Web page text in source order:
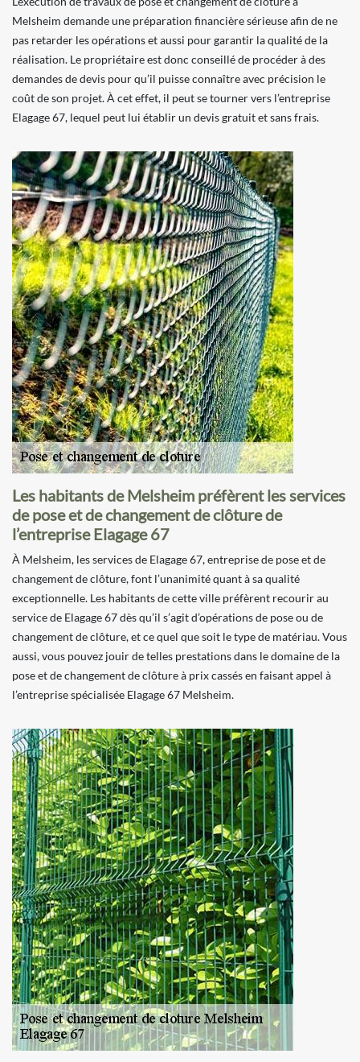
Melsheim demande une préparation financière sérieuse afin de ne
pas retarder les opérations et aussi pour garantir la qualité de la
réalisation. Le propriétaire est donc conseillé de procéder à des
demandes de devis pour qu’il puisse connaître avec précision le
coût de son projet. À cet effet, il peut se tourner vers l’entreprise
Elagage 67, lequel peut lui établir un devis gratuit et sans frais.
Les habitants de Melsheim préfèrent les services
de pose et de changement de clôture de
l’entreprise Elagage 67
À Melsheim, les services de Elagage 67, entreprise de pose et de
changement de clôture, font l’unanimité quant à sa qualité
exceptionnelle. Les habitants de cette ville préfèrent recourir au
service de Elagage 67 dès qu’il s’agit d’opérations de pose ou de
changement de clôture, et ce quel que soit le type de matériau. Vous
aussi, vous pouvez jouir de telles prestations dans le domaine de la
pose et de changement de clôture à prix cassés en faisant appel à
l’entreprise spécialisée Elagage 67 Melsheim.